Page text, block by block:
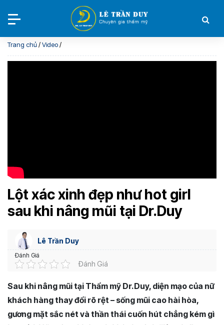
Trang chủ/Video/
Lột xác xinh đẹp như hot girl
sau khi nâng mũi tại Dr.Duy
Lê Trần Duy
Đánh Giá
Đánh Giá
Sau khi nâng mũi tại Thẩm mỹ Dr.Duy, diện mạo của nữ
khách hàng thay đổi rõ rệt – sống mũi cao hài hòa,
gương mặt sắc nét và thần thái cuốn hút chẳng kém gì